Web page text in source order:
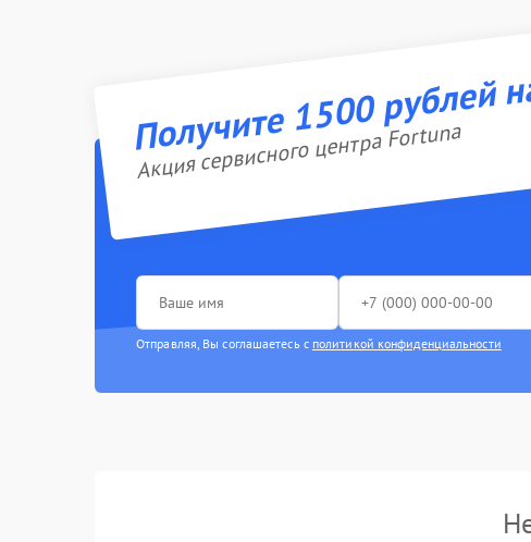
Получите 1500 рублей
Акция сервисного центра Fortuna
Отправляя, Вы соглашаетесь с политикой конфиденциальности